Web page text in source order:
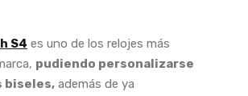
S4 es uno de los relojes más
pudiendo personalizarse
biseles, además de ya